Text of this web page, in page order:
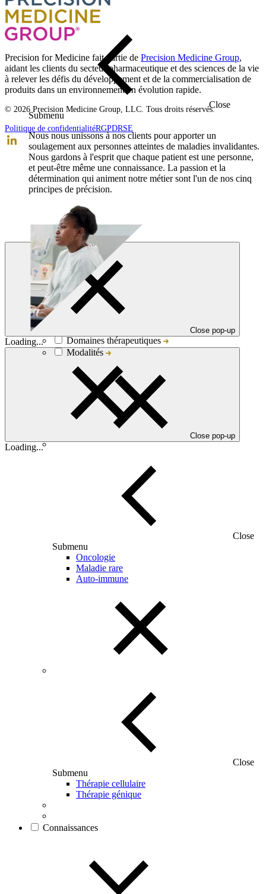
Close
Submenu
Nous nous unissons à nos clients pour apporter un
soulagement aux personnes atteintes de maladies invalidantes.
Nous gardons à l'esprit que chaque patient est une personne,
et peut-être même une connaissance. La passion et la
détermination qui animent notre métier sont l'un de nos cinq
principes de précision.
Domaines thérapeutiques
Modalités
Close
Submenu
Oncologie
Maladie rare
Auto-immune
Close
Submenu
Thérapie cellulaire
Thérapie génique
Connaissances
Precision for Medicine fait partie de Precision Medicine Group,
aidant les clients du secteur pharmaceutique et des sciences de la vie
à relever les défis du développement et de la commercialisation de
produits dans un environnement en évolution rapide.
© 2026 Precision Medicine Group, LLC. Tous droits réservés.
Politique de confidentialitéRGPDRSE
Close pop-up
Loading...
Close pop-up
Loading...